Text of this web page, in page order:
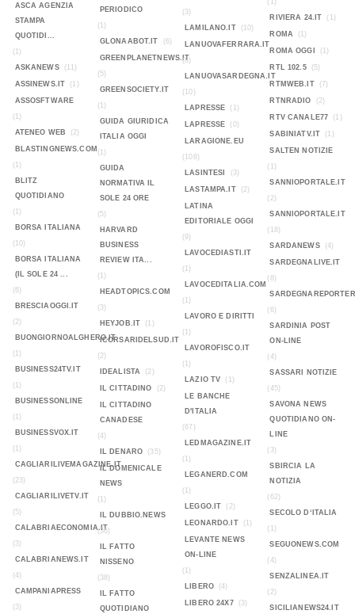
ASCA AGENZIA
STAMPA
QUOTIDI...
(1)
ASKANEWS
(11)
ASSINEWS.IT (1)
ASSOSFTWARE
(1)
ATENEO WEB
(2)
BLASTINGNEWS.COM
(1)
BLITZ
QUOTIDIANO
(1)
BORSA ITALIANA
(10)
BORSA ITALIANA
(IL SOLE 24 ...
(6)
BRESCIAOGGI.IT
(2)
BUONGIORNOALGHERO.IT
(1)
BUSINESS24TV.IT
(1)
BUSINESSONLINE
(1)
BUSINESSVOX.IT
(1)
CAGLIARILIVEMAGAZINE.IT
(23)
CAGLIARILIVETV.IT
(5)
CALABRIAECONOMIA.IT
(3)
CALABRIANEWS.IT
(4)
CAMPANIAPRESS
(3)
PERIODICO
(1)
GLONAABOT.IT
(6)
GREENPLANETNEWS.IT
(5)
GREENSOCIETY.IT
(1)
GUIDA GIURIDICA
ITALIA OGGI
(1)
GUIDA
NORMATIVA IL
SOLE 24 ORE
(5)
HARVARD
BUSINESS
REVIEW ITA...
(1)
HEADTOPICS.COM
(3)
HEYJOB.IT
(1)
ICORSARIDELSUD.IT
(2)
IDEALISTA
(2)
IL CITTADINO (2)
IL CITTADINO
CANADESE
(4)
IL DENARO
(35)
IL DOMENICALE
NEWS
(1)
IL DUBBIO.NEWS
(36)
IL FATTO
NISSENO
(38)
IL FATTO
QUOTIDIANO
(3)
LAMILANO.IT
(10)
LANUOVAFERRARA.IT
(8)
LANUOVASARDEGNA.IT
(10)
LAPRESSE
(1)
LAPRESSE (0)
LARAGIONE.EU
(108)
LASINTESI
(3)
LASTAMPA.IT (2)
LATINA
EDITORIALE OGGI
(9)
LAVOCEDIASTI.IT
(1)
LAVOCEDITALIA.COM
(1)
LAVORO E DIRITTI
(1)
LAVOROFISCO.IT
(1)
LAZIO TV
(1)
LE BANCHE
D'ITALIA
(67)
LEDMAGAZINE.IT
(1)
LEGANERD.COM
(1)
LEGGO.IT
(2)
LEONARDO.IT (1)
LEVANTE NEWS
ON-LINE
(1)
LIBERO
(4)
LIBERO 24X7 (3)
(1)
RIVIERA 24.IT
(1)
ROMA (1)
ROMA OGGI (1)
RTL 102.5 (5)
RTMWEB.IT (7)
RTNRADIO (2)
RTV CANALE77 (1)
SABINIATV.IT (1)
SALTEN NOTIZIE
(1)
SANNIOPORTALE.IT
(2)
SANNIOPORTALE.IT
(18)
SARDANEWS
(4)
SARDEGNALIVE.IT
(8)
(6)
SARDINIA POST
ON-LINE
(4)
SASSARI NOTIZIE
(45)
SAVONA NEWS
QUOTIDIANO ON-
LINE
(3)
SBIRCIA LA
NOTIZIA
(62)
SECOLO D‘ITALIA
(1)
SEGUONEWS.COM
(4)
SENZALINEA.IT
(2)
SICILIANEWS24.IT